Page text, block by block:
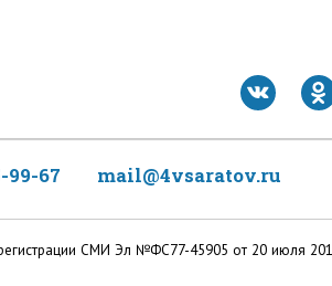
99-67 mail@4vsaratov.ru
регистрации СМИ Эл №ФС77-45905 от 20